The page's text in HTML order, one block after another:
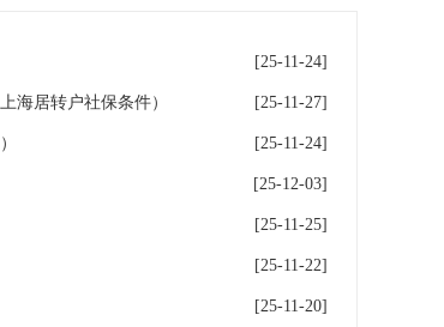
[25-11-24]
海居转户社保条件） [25-11-27]
[25-11-24]
[25-12-03]
[25-11-25]
[25-11-22]
[25-11-20]